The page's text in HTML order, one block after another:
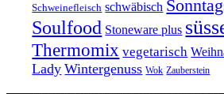
Schweinefleisch schwäbisch
Soulfood Stoneware plus
Thermomix vegetarisch
Lady Wintergenuss Wok Zauberstein